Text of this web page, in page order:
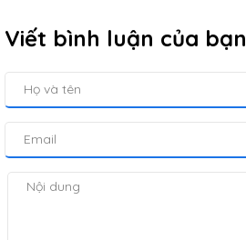
Viết bình luận của bạn